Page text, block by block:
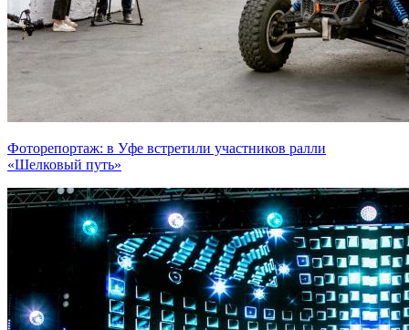
Фоторепортаж: в Уфе встретили участников ралли
«Шелковый путь»